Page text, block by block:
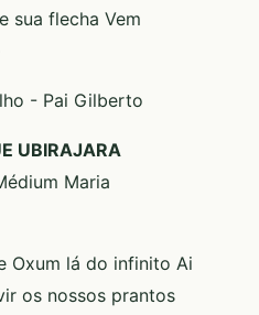
sua flecha Vem
- Pai Gilberto
UBIRAJARA
Maria
Oxum lá do infinito Ai
os nossos prantos